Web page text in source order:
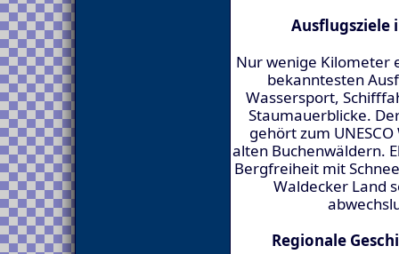
Ausflugsziele
Nur wenige Kilometer
bekanntesten
Wassersport,
Staumauerblicke.
gehört zum
alten Buchenwäldern.
Bergfreiheit mit
Waldecker Land
Regionale